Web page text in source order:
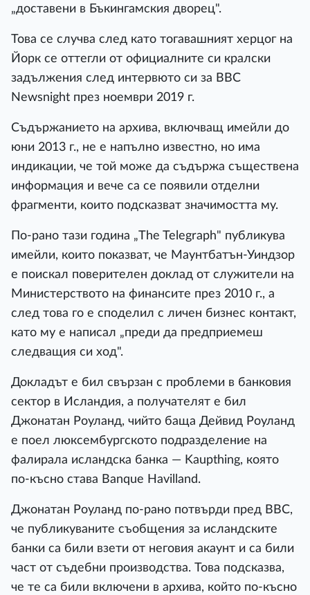
„доставени в Бъкингамския дворец".
Това се случва след като тогавашният херцог на
Йорк се оттегли от официалните си кралски
задължения след интервюто си за BBC
Newsnight през ноември 2019 г.
Съдържанието на архива, включващ имейли до
юни 2013 г., не е напълно известно, но има
индикации, че той може да съдържа съществена
информация и вече са се появили отделни
фрагменти, които подсказват значимостта му.
По-рано тази година „The Telegraph" публикува
имейли, които показват, че Маунтбатън-Уиндзор
е поискал поверителен доклад от служители на
Министерството на финансите през 2010 г., а
след това го е споделил с личен бизнес контакт,
като му е написал „преди да предприемеш
следващия си ход".
Докладът е бил свързан с проблеми в банковия
сектор в Исландия, а получателят е бил
Джонатан Роуланд, чийто баща Дейвид Роуланд
е поел люксембургското подразделение на
фалирала исландска банка — Kaupthing, която
по-късно става Banque Havilland.
Джонатан Роуланд по-рано потвърди пред BBC,
че публикуваните съобщения за исландските
банки са били взети от неговия акаунт и са били
част от съдебни производства. Това подсказва,
че те са били включени в архива, който по-късно